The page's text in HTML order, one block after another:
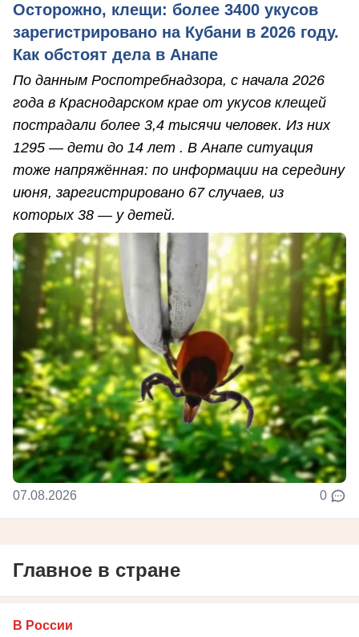
Осторожно, клещи: более 3400 укусов
зарегистрировано на Кубани в 2026 году.
Как обстоят дела в Анапе
По данным Роспотребнадзора, с начала 2026
года в Краснодарском крае от укусов клещей
пострадали более 3,4 тысячи человек. Из них
1295 — дети до 14 лет . В Анапе ситуация
тоже напряжённая: по информации на середину
июня, зарегистрировано 67 случаев, из
которых 38 — у детей.
07.08.2026 0
Главное в стране
В России